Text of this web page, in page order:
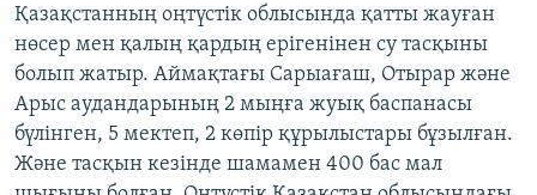
Skip
to
Search
ӘЛЕУМЕТ
ӘЛЕМ
АРНАЙЫ ЖОБАЛАР
Русский
Қазақстанның оңтүстік облысында қатты жауған
нөсер мен қалың қардың ерігенінен су тасқыны
болып жатыр. Аймақтағы Сарыағаш, Отырар және
Арыс аудандарының 2 мыңға жуық баспанасы
бүлінген, 5 мектеп, 2 көпір құрылыстары бұзылған.
Және тасқын кезінде шамамен 400 бас мал